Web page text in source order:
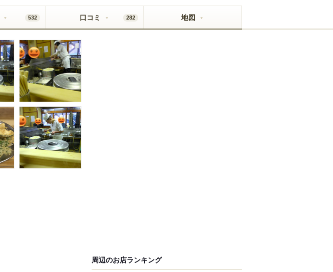
532 口コミ 282 地図
周辺のお店ランキング